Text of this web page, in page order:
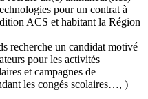
pour un contrat à
ACS et habitant la Région
recherche un candidat motivé
pour les activités
et campagnes de
les congés scolaires…, )